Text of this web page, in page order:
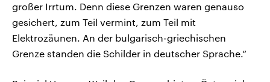
großer Irrtum. Denn diese Grenzen waren genauso
gesichert, zum Teil vermint, zum Teil mit
Elektrozäunen. An der bulgarisch-griechischen
Grenze standen die Schilder in deutscher Sprache.“